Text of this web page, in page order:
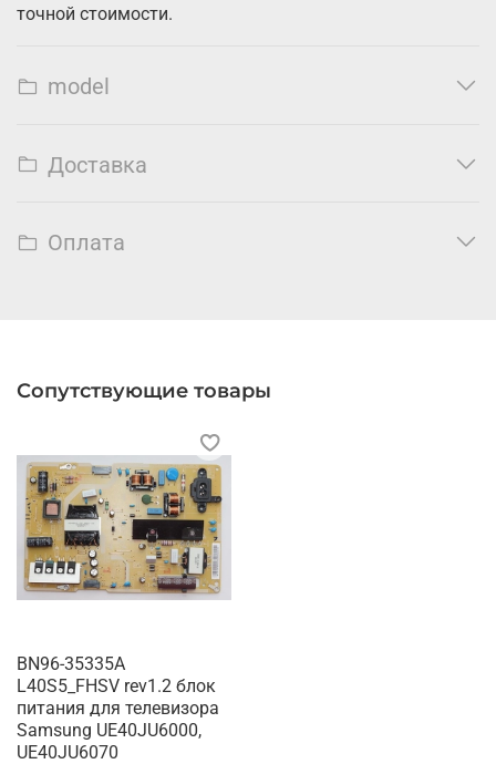
точной стоимости.
model
Доставка
Оплата
Сопутствующие товары
BN96-35335A
L40S5_FHSV rev1.2 блок
питания для телевизора
Samsung UE40JU6000,
UE40JU6070